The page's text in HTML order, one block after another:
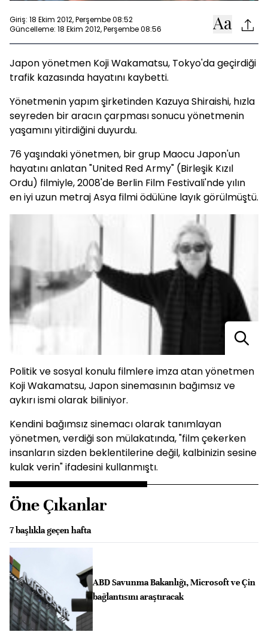
Giriş: 18 Ekim 2012, Perşembe 08:52
Güncelleme: 18 Ekim 2012, Perşembe 08:56
Japon yönetmen Koji Wakamatsu, Tokyo'da geçirdiği
trafik kazasında hayatını kaybetti.
Yönetmenin yapım şirketinden Kazuya Shiraishi, hızla
seyreden bir aracın çarpması sonucu yönetmenin
yaşamını yitirdiğini duyurdu.
76 yaşındaki yönetmen, bir grup Maocu Japon'un
hayatını anlatan "United Red Army" (Birleşik Kızıl
Ordu) filmiyle, 2008'de Berlin Film Festivali'nde yılın
en iyi uzun metraj Asya filmi ödülüne layık görülmüştü.
Politik ve sosyal konulu filmlere imza atan yönetmen
Koji Wakamatsu, Japon sinemasının bağımsız ve
aykırı ismi olarak biliniyor.
Kendini bağımsız sinemacı olarak tanımlayan
yönetmen, verdiği son mülakatında, "film çekerken
insanların sizden beklentilerine değil, kalbinizin sesine
kulak verin" ifadesini kullanmıştı.
Öne Çıkanlar
7 başlıkla geçen hafta
ABD Savunma Bakanlığı, Microsoft ve Çin
bağlantısını araştıracak